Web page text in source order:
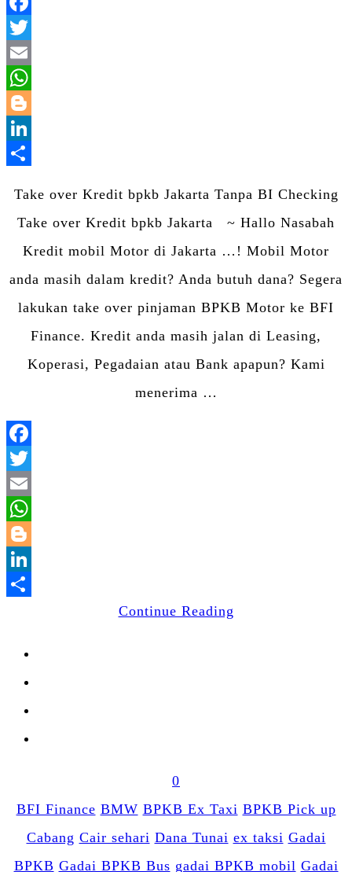
Take over Kredit bpkb Jakarta Tanpa BI Checking
Take over Kredit bpkb Jakarta ~ Hallo Nasabah
Kredit mobil Motor di Jakarta …! Mobil Motor
anda masih dalam kredit? Anda butuh dana? Segera
lakukan take over pinjaman BPKB Motor ke BFI
Finance. Kredit anda masih jalan di Leasing,
Koperasi, Pegadaian atau Bank apapun? Kami
menerima …
Share
Continue Reading
0
BFI Finance BMW BPKB Ex Taxi BPKB Pick up
Cabang Cair sehari Dana Tunai ex taksi Gadai
BPKB Gadai BPKB Bus gadai BPKB mobil Gadai